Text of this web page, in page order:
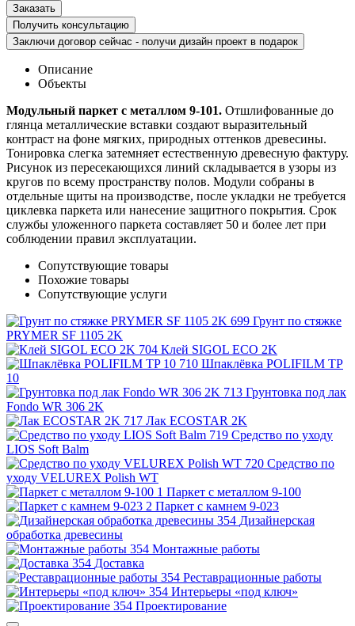
Получить консультацию
Заключи договор сейчас - получи дизайн проект в подарок
Описание
Объекты
Модульный паркет с металлом 9-101. Отшлифованные до
глянца металлические вставки создают выразительный
контраст на фоне мягких, природных оттенков древесины.
Тонировка слегка затемняет естественную древесную фактуру.
Рисунок из пересекающихся линий складывается в узоры из
кругов по всему пространству полов. Модули собраны в
отдельные щиты на производстве, после укладки не требуется
циклевка паркета или нанесение защитного покрытия. Срок
службы уложенного паркета составляет 50 и более лет при
соблюдении правил эксплуатации.
Сопутствующие товары
Похожие товары
Сопутствующие услуги
Грунт по стяжке
PRYMER SF 1105 2K
Клей SIGOL ECO 2K
Шпаклёвка POLIFILM TP
10
Грунтовка под лак
Fondo WR 306 2K
Лак ECOSTAR 2K
Средство по уходу
LIOS Soft Balm
Средство по
уходу VELUREX Polish WT
Паркет с металлом 9-100
Паркет с камнем 9-023
Дизайнерская
обработка древесины
Монтажные работы
Доставка
Реставрационные работы
Интерьеры «под ключ»
Проектирование